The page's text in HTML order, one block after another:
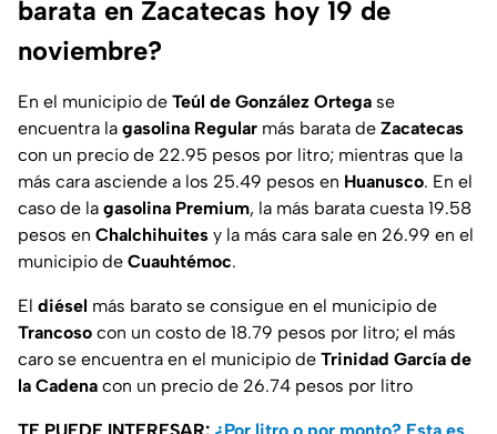
barata en Zacatecas hoy 19 de
noviembre?
En el municipio de Teúl de González Ortega se
encuentra la gasolina Regular más barata de Zacatecas
con un precio de 22.95 pesos por litro; mientras que la
más cara asciende a los 25.49 pesos en Huanusco. En el
caso de la gasolina Premium, la más barata cuesta 19.58
pesos en Chalchihuites y la más cara sale en 26.99 en el
municipio de Cuauhtémoc.
El diésel más barato se consigue en el municipio de
Trancoso con un costo de 18.79 pesos por litro; el más
caro se encuentra en el municipio de Trinidad García de
la Cadena con un precio de 26.74 pesos por litro